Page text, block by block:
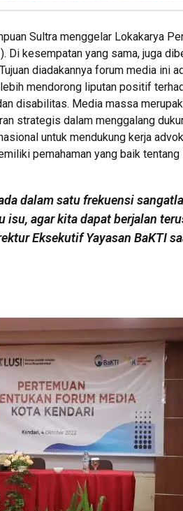
Sultra menggelar Lokakarya
Di kesempatan yang sama, juga
diadakannya forum media ini
mendorong liputan positif
disabilitas. Media massa
strategis dalam menggalang
untuk mendukung kerja
pemahaman yang baik tentang
dalam satu frekuensi
isu, agar kita dapat berjalan
Eksekutif Yayasan BaKTI